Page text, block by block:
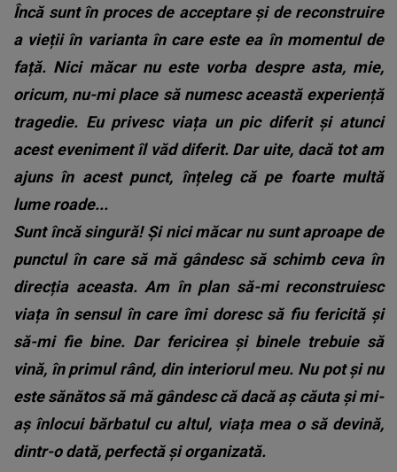
Încă sunt în proces de acceptare și de reconstruire
a vieții în varianta în care este ea în momentul de
față. Nici măcar nu este vorba despre asta, mie,
oricum, nu-mi place să numesc această experiență
tragedie. Eu privesc viața un pic diferit și atunci
acest eveniment îl văd diferit. Dar uite, dacă tot am
ajuns în acest punct, înțeleg că pe foarte multă
lume roade...
Sunt încă singură! Și nici măcar nu sunt aproape de
punctul în care să mă gândesc să schimb ceva în
direcția aceasta. Am în plan să-mi reconstruiesc
viața în sensul în care îmi doresc să fiu fericită și
să-mi fie bine. Dar fericirea și binele trebuie să
vină, în primul rând, din interiorul meu. Nu pot și nu
este sănătos să mă gândesc că dacă aș căuta și mi-
aș înlocui bărbatul cu altul, viața mea o să devină,
dintr-o dată, perfectă și organizată.